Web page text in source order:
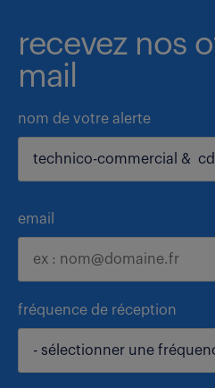
recevez nos
mail
nom de votre alerte
email
fréquence de réception
- sélectionner une